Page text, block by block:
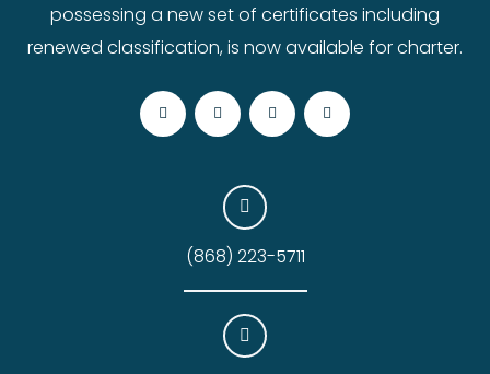
possessing a new set of certificates including
renewed classification, is now available for charter.
(868) 223-5711